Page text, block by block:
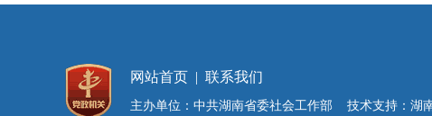
网站首页 | 联系我们
主办单位：中共湖南省委社会工作部 技术支持：湖